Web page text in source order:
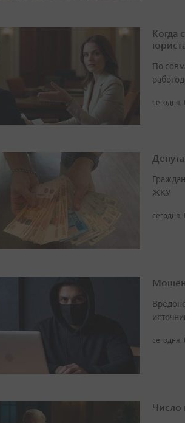
Когда
По
сегодня,
ЖКУ
сегодня,
сегодня,
Число